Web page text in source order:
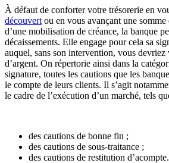
À défaut de conforter votre trésorerie en
découvert ou en vous avançant une somme
d’une mobilisation de créance, la banque
décaissements. Elle engage pour cela sa
auquel, sans son intervention, vous devriez
d’argent. On répertorie ainsi dans la
signature, toutes les cautions que les
le compte de leurs clients. Il s’agit
le cadre de l’exécution d’un marché, tels
des cautions de bonne fin ;
des cautions de sous-traitance ;
des cautions de restitution d’acompte.